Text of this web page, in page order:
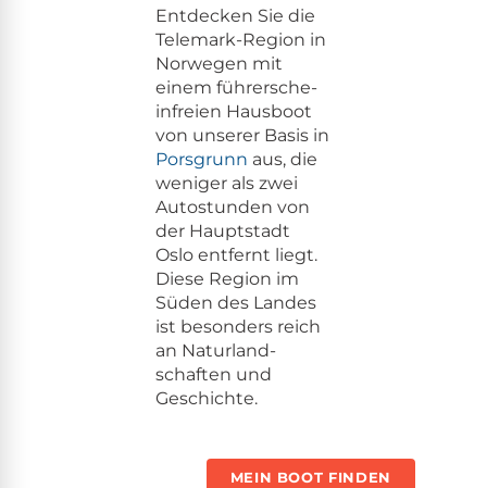
Ent­deck­en Sie die
Tele­mark-Region in
Nor­we­gen mit
einem führersche­
in­freien Haus­boot
von unser­er Basis in
Pors­grunn aus, die
weniger als zwei
Autostun­den von
der Haupt­stadt
Oslo ent­fer­nt liegt.
Diese Region im
Süden des Lan­des
ist beson­ders reich
an Natur­land­
schaften und
Geschichte.
MEIN BOOT FINDEN